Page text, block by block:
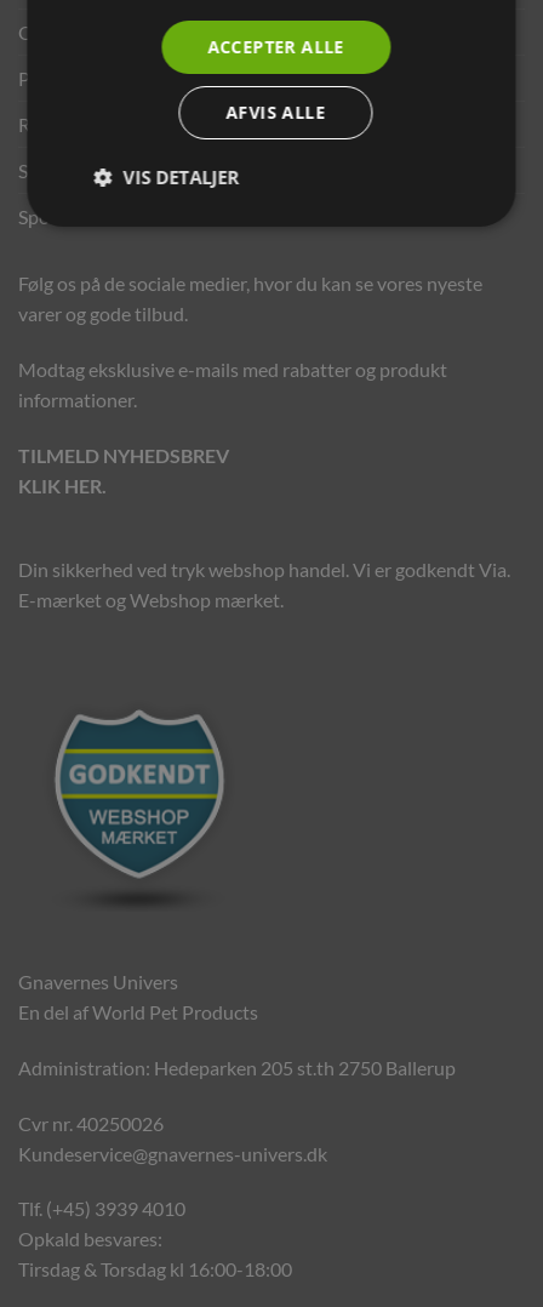
Opdrætterrabat
Privatlivspolitik
Returportal
Search results
Sponsorater
Følg os på de sociale medier, hvor du kan se vores nyeste
varer og gode tilbud.
Modtag eksklusive e-mails med rabatter og produkt
informationer.
TILMELD NYHEDSBREV
KLIK HER.
Din sikkerhed ved tryk webshop handel. Vi er godkendt Via.
E-mærket og Webshop mærket.
Gnavernes Univers
En del af World Pet Products
Administration: Hedeparken 205 st.th 2750 Ballerup
Cvr nr. 40250026
Kundeservice@gnavernes-univers.dk
Tlf. (+45) 3939 4010
Opkald besvares:
Tirsdag & Torsdag kl 16:00-18:00
ACCEPTER ALLE
AFVIS ALLE
VIS DETALJER